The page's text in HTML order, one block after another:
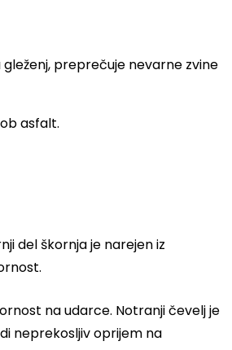
preprečuje nevarne zvine
asfalt.
del škornja je narejen iz
na udarce. Notranji čevelj je
neprekosljiv oprijem na